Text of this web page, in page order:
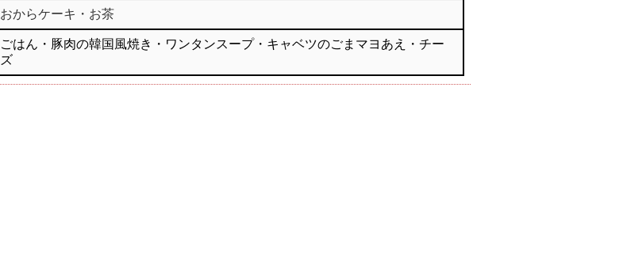
おからケーキ・お茶
ごはん・豚肉の韓国風焼き・ワンタンスープ・キャベツのごまマヨあえ・チー
ズ